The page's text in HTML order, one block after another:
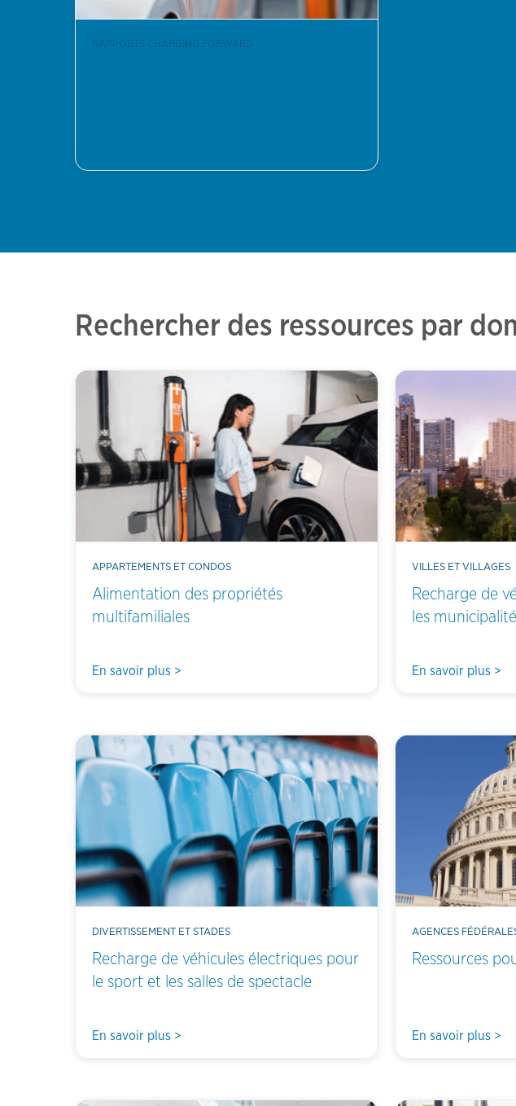
RAPPORTS CHARGING FORWARD
Rechercher des ressources par
APPARTEMENTS ET CONDOS
Alimentation des propriétés
multifamiliales
En savoir plus >
VILLES ET VILLAGES
Recharge de
les
En savoir plus >
DIVERTISSEMENT ET STADES
Recharge de véhicules électriques pour
le sport et les salles de spectacle
En savoir plus >
AGENCES
Ressources
En savoir plus >